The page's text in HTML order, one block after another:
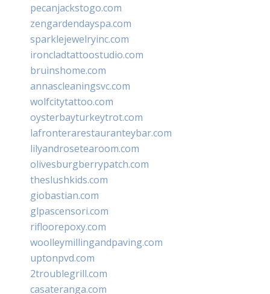
pecanjackstogo.com
zengardendayspa.com
sparklejewelryinc.com
ironcladtattoostudio.com
bruinshome.com
annascleaningsvc.com
wolfcitytattoo.com
oysterbayturkeytrot.com
lafronterarestauranteybar.com
lilyandrosetearoom.com
olivesburgberrypatch.com
theslushkids.com
giobastian.com
glpascensori.com
rifloorepoxy.com
woolleymillingandpaving.com
uptonpvd.com
2troublegrill.com
casateranga.com